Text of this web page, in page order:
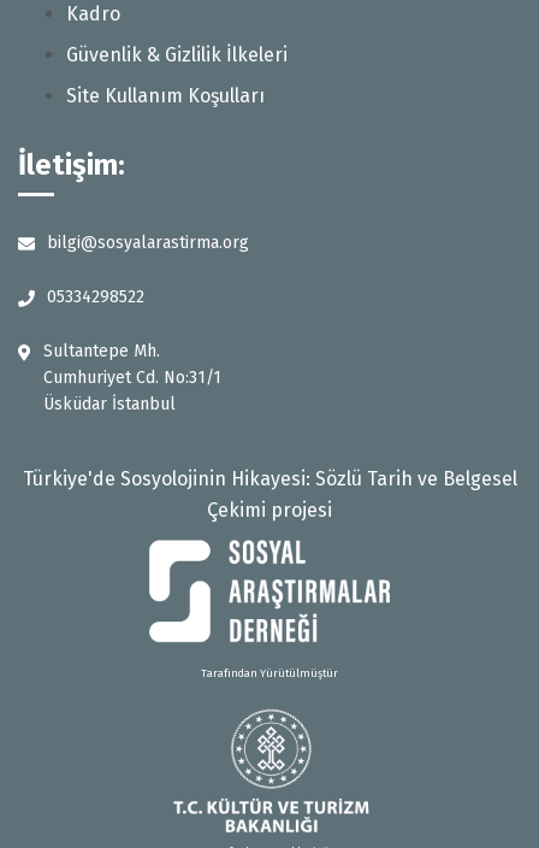
Kadro
Güvenlik & Gizlilik İlkeleri
Site Kullanım Koşulları
İletişim:
bilgi@sosyalarastirma.org
05334298522
Sultantepe Mh.
Cumhuriyet Cd. No:31/1
Üsküdar İstanbul
Türkiye'de Sosyolojinin Hikayesi: Sözlü Tarih ve Belgesel
Çekimi projesi
Tarafından Yürütülmüştür